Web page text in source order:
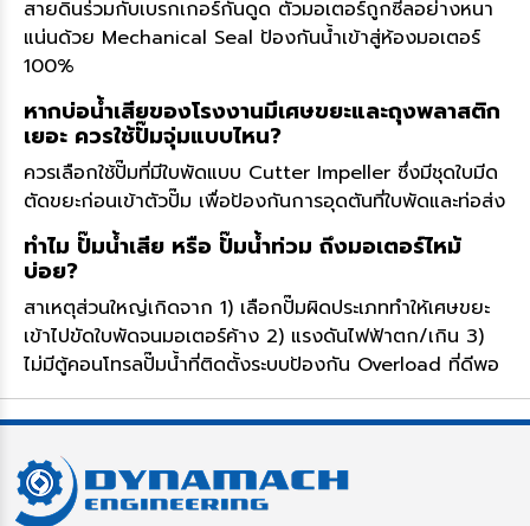
สายดินร่วมกับเบรกเกอร์กันดูด ตัวมอเตอร์ถูกซีลอย่างหนา
แน่นด้วย Mechanical Seal ป้องกันน้ำเข้าสู่ห้องมอเตอร์
100%
หากบ่อน้ำเสียของโรงงานมีเศษขยะและถุงพลาสติก
เยอะ ควรใช้ปั๊มจุ่มแบบไหน?
ควรเลือกใช้ปั๊มที่มีใบพัดแบบ Cutter Impeller ซึ่งมีชุดใบมีด
ตัดขยะก่อนเข้าตัวปั๊ม เพื่อป้องกันการอุดตันที่ใบพัดและท่อส่ง
ทำไม ปั๊มน้ำเสีย หรือ ปั๊มน้ำท่วม ถึงมอเตอร์ไหม้
บ่อย?
สาเหตุส่วนใหญ่เกิดจาก 1) เลือกปั๊มผิดประเภททำให้เศษขยะ
เข้าไปขัดใบพัดจนมอเตอร์ค้าง 2) แรงดันไฟฟ้าตก/เกิน 3)
ไม่มีตู้คอนโทรลปั๊มน้ำที่ติดตั้งระบบป้องกัน Overload ที่ดีพอ